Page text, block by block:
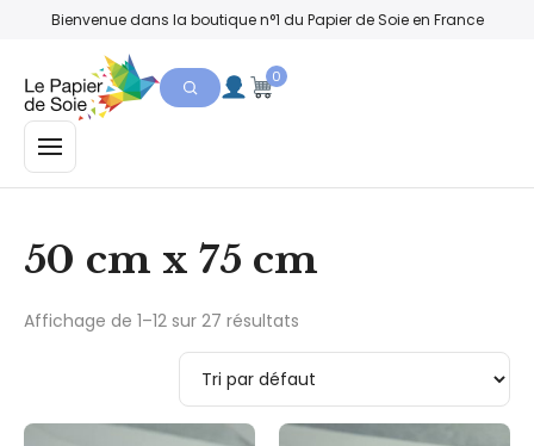
Bienvenue dans la boutique n°1 du Papier de Soie en France
MENU
0
50 cm x 75 cm
Affichage de 1–12 sur 27 résultats